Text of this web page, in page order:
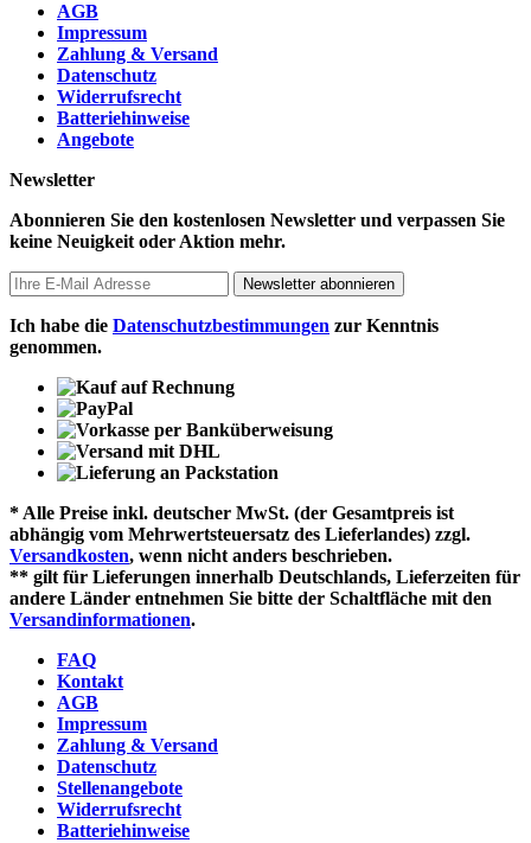
AGB
Impressum
Zahlung & Versand
Datenschutz
Widerrufsrecht
Batteriehinweise
Angebote
Newsletter
Abonnieren Sie den kostenlosen Newsletter und verpassen Sie
keine Neuigkeit oder Aktion mehr.
Newsletter abonnieren
Ich habe die Datenschutzbestimmungen zur Kenntnis
genommen.
* Alle Preise inkl. deutscher MwSt. (der Gesamtpreis ist
abhängig vom Mehrwertsteuersatz des Lieferlandes) zzgl.
Versandkosten, wenn nicht anders beschrieben.
** gilt für Lieferungen innerhalb Deutschlands, Lieferzeiten für
andere Länder entnehmen Sie bitte der Schaltfläche mit den
Versandinformationen.
FAQ
Kontakt
AGB
Impressum
Zahlung & Versand
Datenschutz
Stellenangebote
Widerrufsrecht
Batteriehinweise